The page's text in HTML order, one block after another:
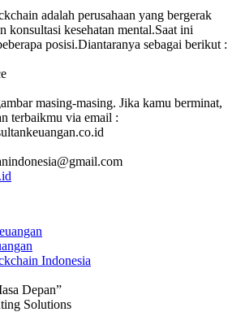
adalah perusahaan yang bergerak
konsultasi kesehatan mental.Saat ini
posisi.Diantaranya sebagai berikut :
masing-masing. Jika kamu berminat,
terbaikmu via email :
Indonesia
Depan”
Solutions